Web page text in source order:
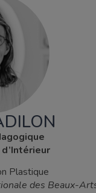
Plastique
des Beaux-